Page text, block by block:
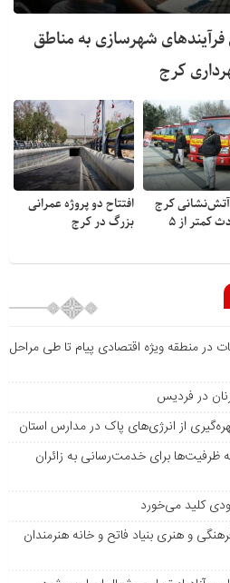
فرآیندهای شهرسازی به مناطق
کرج
کرج
در حوادث کمتر از ۵
افتتاح دو پروژه عمرانی
بزرگ در کرج
در منطقه ویژه اقتصادی پیام تا طی مراحل
در فردیس
بهره‌گیری از انرژی‌های پاک در مدارس استان
ظرفیت‌ها برای خدمت‌رسانی به زائران
کلید می‌خورد
و هنری بنیاد فاتح و خانه هنرمندان